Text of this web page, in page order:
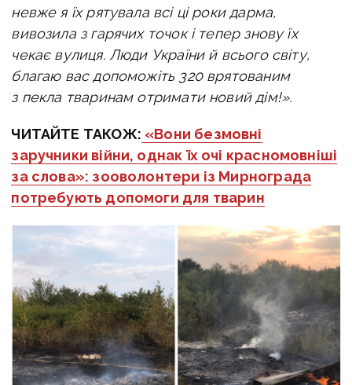
невже я їх рятувала всі ці роки дарма,
вивозила з гарячих точок і тепер знову їх
чекає вулиця. Люди України й всього світу,
благаю вас допоможіть 320 врятованим
з пекла тваринам отримати новий дім!».
ЧИТАЙТЕ ТАКОЖ: «Вони безмовні
заручники війни, однак їх очі красномовніші
за слова»: зооволонтери із Мирнограда
потребують допомоги для тварин